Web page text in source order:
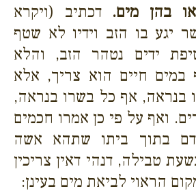
בהן מים. דכתיב (ויקרא
יגע בו הזב וידיו לא שטף
ידים נטהר הזב, והלא
במים חיים הוא צריך, אלא
בנראה, אף כל בשרו בנראה,
ואף על פי כן אמרו חכמים
בתוך ביתו שתהא אשה
טבילה, דנהי דאין צריכין
הראוי לביאת מים בעינן: